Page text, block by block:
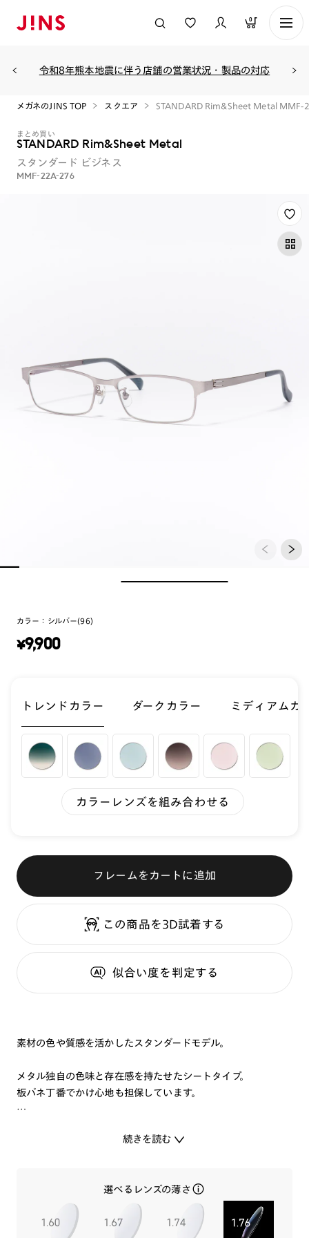
0
令和8年熊本地震に伴う店舗の営業状況・製品の対応
メガネのJINS TOP スクエア STANDARD Rim&Sheet Metal MMF-
まとめ買い
STANDARD Rim&Sheet Metal
スタンダード ビジネス
MMF-22A-276
カラー： シルバー(96)
¥9,900
トレンドカラー ダークカラー ミディアムカ
カラーレンズを組み合わせる
フレームをカートに追加
この商品を3D試着する
似合い度を判定する
素材の色や質感を活かしたスタンダードモデル。
メタル独自の色味と存在感を持たせたシートタイプ。
板バネ丁番でかけ心地も担保しています。
続きを読む
選べるレンズの薄さ